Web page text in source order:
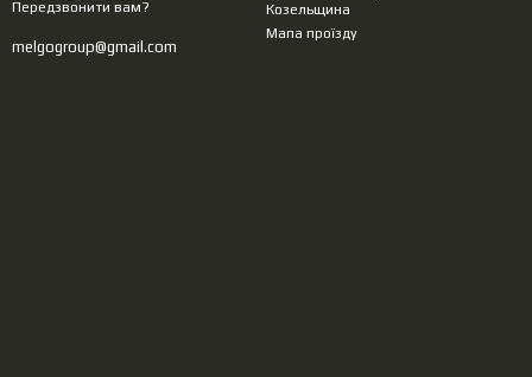
Передзвонити вам?
melgogroup@gmail.com
Козельщина
Мапа проїзду